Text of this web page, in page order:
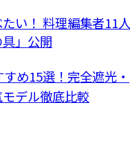
い！ 料理編集者11人
」公開